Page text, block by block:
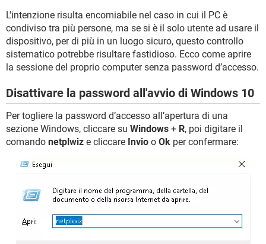
L'intenzione risulta encomiabile nel caso in cui il PC è
condiviso tra più persone, ma se si è il solo utente ad usare il
dispositivo, per di più in un luogo sicuro, questo controllo
sistematico potrebbe risultare fastidioso. Ecco come aprire
la sessione del proprio computer senza password d’accesso.
Disattivare la password all'avvio di Windows 10
Per togliere la password d’accesso all’apertura di una
sezione Windows, cliccare su Windows + R, poi digitare il
comando netplwiz e cliccare Invio o Ok per confermare: